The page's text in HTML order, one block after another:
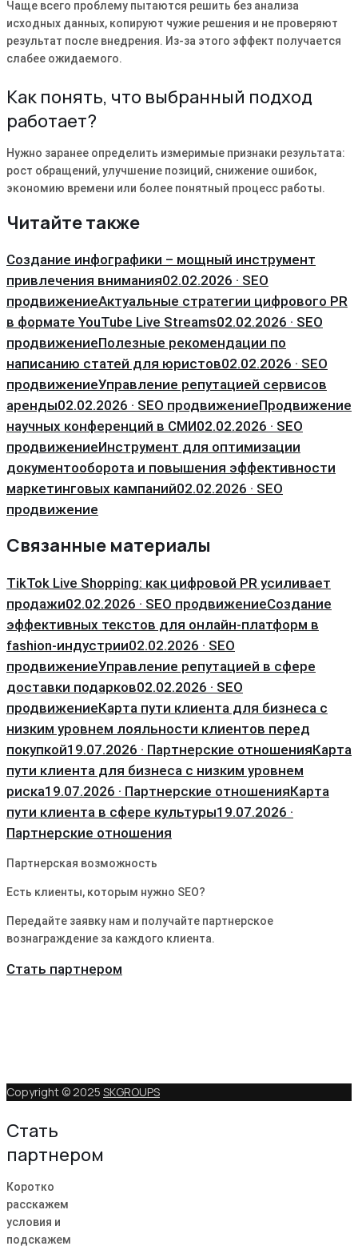
Чаще всего проблему пытаются решить без анализа
исходных данных, копируют чужие решения и не проверяют
результат после внедрения. Из-за этого эффект получается
слабее ожидаемого.
Как понять, что выбранный подход
работает?
Нужно заранее определить измеримые признаки результата:
рост обращений, улучшение позиций, снижение ошибок,
экономию времени или более понятный процесс работы.
Читайте также
Создание инфографики – мощный инструмент
привлечения внимания02.02.2026 · SEO
продвижениеАктуальные стратегии цифрового PR
в формате YouTube Live Streams02.02.2026 · SEO
продвижениеПолезные рекомендации по
написанию статей для юристов02.02.2026 · SEO
продвижениеУправление репутацией сервисов
аренды02.02.2026 · SEO продвижениеПродвижение
научных конференций в СМИ02.02.2026 · SEO
продвижениеИнструмент для оптимизации
документооборота и повышения эффективности
маркетинговых кампаний02.02.2026 · SEO
продвижение
Связанные материалы
TikTok Live Shopping: как цифровой PR усиливает
продажи02.02.2026 · SEO продвижениеСоздание
эффективных текстов для онлайн-платформ в
fashion-индустрии02.02.2026 · SEO
продвижениеУправление репутацией в сфере
доставки подарков02.02.2026 · SEO
продвижениеКарта пути клиента для бизнеса с
низким уровнем лояльности клиентов перед
покупкой19.07.2026 · Партнерские отношенияКарта
пути клиента для бизнеса с низким уровнем
риска19.07.2026 · Партнерские отношенияКарта
пути клиента в сфере культуры19.07.2026 ·
Партнерские отношения
Партнерская возможность
Есть клиенты, которым нужно SEO?
Передайте заявку нам и получайте партнерское
вознаграждение за каждого клиента.
Стать партнером
Copyright © 2025 SKGROUPS
Стать
партнером
Коротко
расскажем
условия и
подскажем